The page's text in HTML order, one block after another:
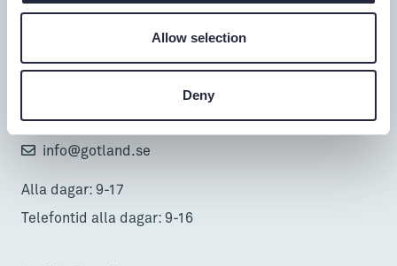
Allow selection
Deny
Donnerska huset
0498-20 17 00
info@gotland.se
Alla dagar: 9-17
Telefontid alla dagar: 9-16